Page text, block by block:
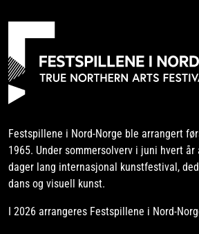
Festspillene i Nord-Norge ble arrangert
1965. Under sommersolverv i juni hvert år
dager lang internasjonal kunstfestival,
dans og visuell kunst.
I 2026 arrangeres Festspillene i Nord-